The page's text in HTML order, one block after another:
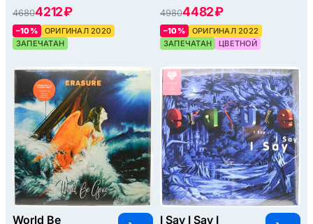
46804212 ₽
–10%
ОРИГИНАЛ 2020
ЗАПЕЧАТАН
49804482 ₽
–10%
ОРИГИНАЛ 2022
ЗАПЕЧАТАН
ЦВЕТНОЙ
World Be I Say I Say I